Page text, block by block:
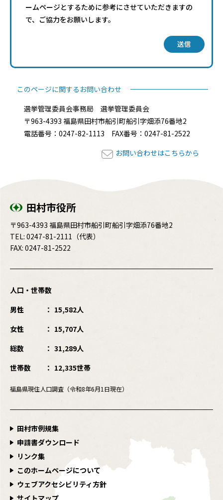
ームページとするために参考にさせていただきますの
で、ご協力をお願いします。
送信
このページに関するお問い合わせ
選挙管理委員会事務局 選挙管理委員会
〒963-4393 福島県田村市船引町船引字畑添76番地2
電話番号：0247-82-1113 FAX番号：0247-81-2522
お問い合わせはこちらから
田村市役所
〒963-4393 福島県田村市船引町船引字畑添76番地2
TEL: 0247-81-2111 （代表）
FAX: 0247-81-2522
人口・世帯数
男性
15,582人
女性
15,707人
総数
31,289人
世帯数
12,335世帯
福島県現住人口調査（令和8年6月1日現在）
田村市例規集
申請書ダウンロード
リンク集
このホームページについて
ウェブアクセシビリティ方針